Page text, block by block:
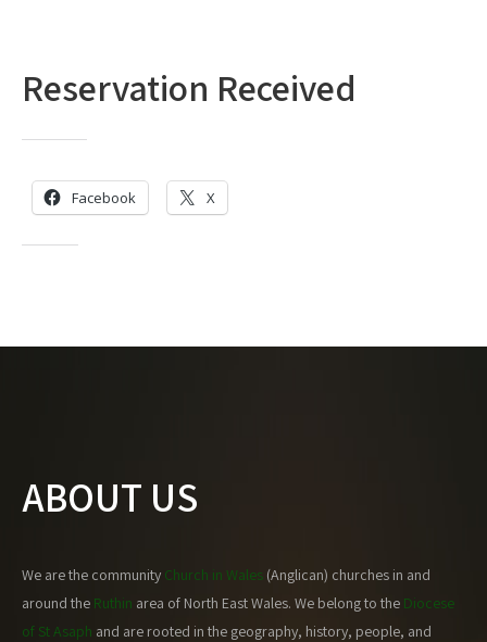
Reservation Received
Facebook X
ABOUT US
We are the community Church in Wales (Anglican) churches in and
around the Ruthin area of North East Wales. We belong to the Diocese
of St Asaph and are rooted in the geography, history, people, and